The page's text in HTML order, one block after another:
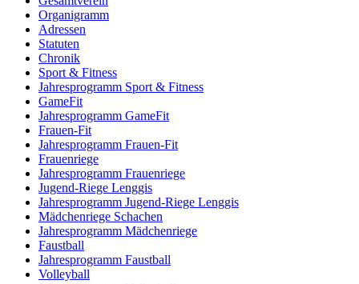
Organigramm
Adressen
Statuten
Chronik
Sport & Fitness
Jahresprogramm Sport & Fitness
GameFit
Jahresprogramm GameFit
Frauen-Fit
Jahresprogramm Frauen-Fit
Frauenriege
Jahresprogramm Frauenriege
Jugend-Riege Lenggis
Jahresprogramm Jugend-Riege Lenggis
Mädchenriege Schachen
Jahresprogramm Mädchenriege
Faustball
Jahresprogramm Faustball
Volleyball